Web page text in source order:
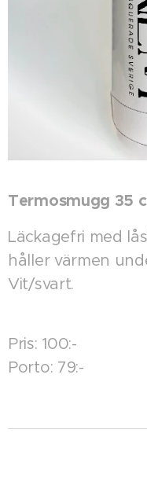
Termosmugg 35
Läckagefri med
håller värmen
Vit/svart.
Pris: 100:-
Porto: 79:-